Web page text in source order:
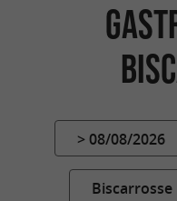
> 08/08/2026
Biscarrosse